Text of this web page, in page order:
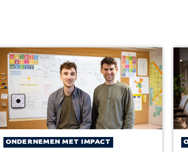
ONDERNEMEN MET IMPACT